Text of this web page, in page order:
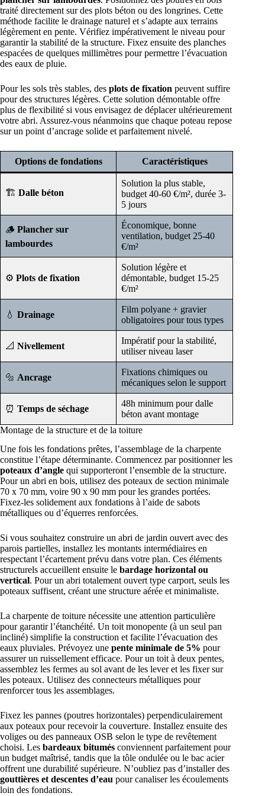
traité directement sur des plots béton ou des longrines. Cette
méthode facilite le drainage naturel et s’adapte aux terrains
légèrement en pente. Vérifiez impérativement le niveau pour
garantir la stabilité de la structure. Fixez ensuite des planches
espacées de quelques millimètres pour permettre l’évacuation
des eaux de pluie.
Pour les sols très stables, des plots de fixation peuvent suffire
pour des structures légères. Cette solution démontable offre
plus de flexibilité si vous envisagez de déplacer ultérieurement
votre abri. Assurez-vous néanmoins que chaque poteau repose
sur un point d’ancrage solide et parfaitement nivelé.
Options de fondations Caractéristiques
🏗️ Dalle béton
Solution la plus stable,
budget 40-60 €/m², durée 3-
5 jours
🪵 Plancher sur
lambourdes
Économique, bonne
ventilation, budget 25-40
€/m²
⚙️ Plots de fixation
Solution légère et
démontable, budget 15-25
€/m²
💧 Drainage
Film polyane + gravier
obligatoires pour tous types
📐 Nivellement
Impératif pour la stabilité,
utiliser niveau laser
🔩 Ancrage
Fixations chimiques ou
mécaniques selon le support
⏰ Temps de séchage
48h minimum pour dalle
béton avant montage
Montage de la structure et de la toiture
Une fois les fondations prêtes, l’assemblage de la charpente
constitue l’étape déterminante. Commencez par positionner les
poteaux d’angle qui supporteront l’ensemble de la structure.
Pour un abri en bois, utilisez des poteaux de section minimale
70 x 70 mm, voire 90 x 90 mm pour les grandes portées.
Fixez-les solidement aux fondations à l’aide de sabots
métalliques ou d’équerres renforcées.
Si vous souhaitez construire un abri de jardin ouvert avec des
parois partielles, installez les montants intermédiaires en
respectant l’écartement prévu dans votre plan. Ces éléments
structurels accueillent ensuite le bardage horizontal ou
vertical. Pour un abri totalement ouvert type carport, seuls les
poteaux suffisent, créant une structure aérée et minimaliste.
La charpente de toiture nécessite une attention particulière
pour garantir l’étanchéité. Un toit monopente (à un seul pan
incliné) simplifie la construction et facilite l’évacuation des
eaux pluviales. Prévoyez une pente minimale de 5% pour
assurer un ruissellement efficace. Pour un toit à deux pentes,
assemblez les fermes au sol avant de les lever et les fixer sur
les poteaux. Utilisez des connecteurs métalliques pour
renforcer tous les assemblages.
Fixez les pannes (poutres horizontales) perpendiculairement
aux poteaux pour recevoir la couverture. Installez ensuite des
voliges ou des panneaux OSB selon le type de revêtement
choisi. Les bardeaux bitumés conviennent parfaitement pour
un budget maîtrisé, tandis que la tôle ondulée ou le bac acier
offrent une durabilité supérieure. N’oubliez pas d’installer des
gouttières et descentes d’eau pour canaliser les écoulements
loin des fondations.